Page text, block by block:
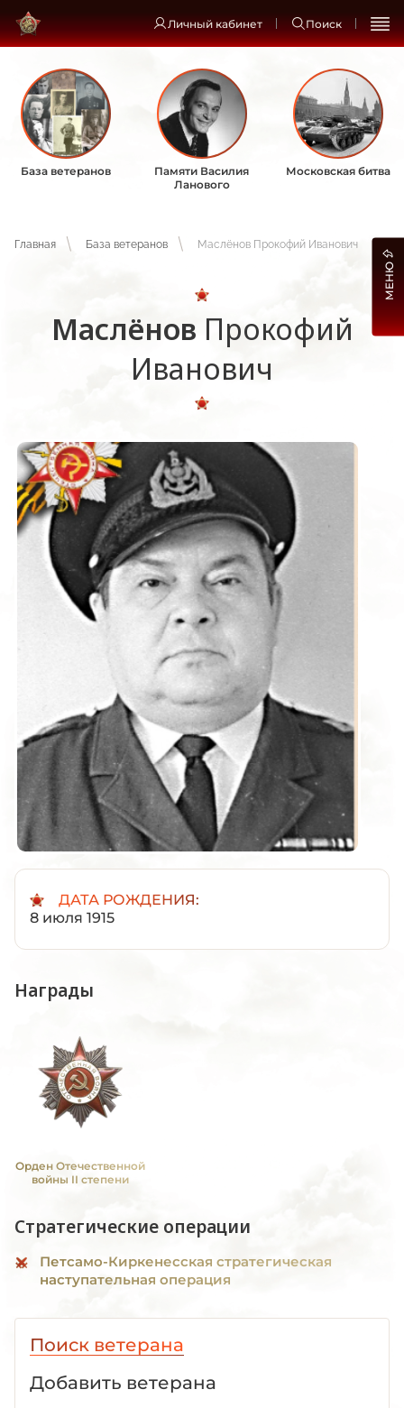
Личный кабинет Поиск
База ветеранов
Памяти Василия
Ланового
Московская битва
Главная База ветеранов Маслёнов Прокофий Иванович
Маслёнов Прокофий
Иванович
ДАТА РОЖДЕНИЯ:
8 июля 1915
Награды
Орден Отечественной
войны II степени
Стратегические операции
Петсамо-Киркенесская стратегическая
наступательная операция
Поиск ветерана
Добавить ветерана
МЕНЮ